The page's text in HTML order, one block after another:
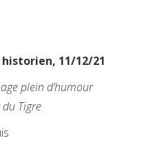
11/12/21
plein d’humour
du Tigre